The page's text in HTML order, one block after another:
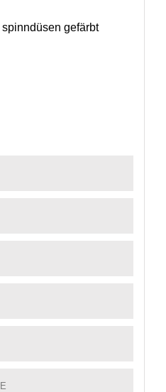
gefärbt